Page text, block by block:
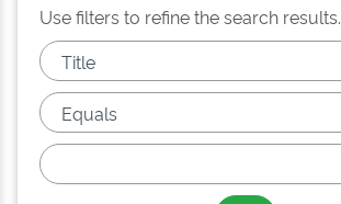
Use filters to refine the search results.